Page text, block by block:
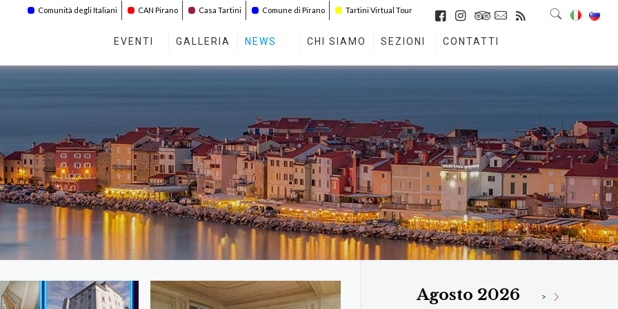
Comunità degli Italiani CAN Pirano Casa Tartini Comune di Pirano Tartini Virtual Tour
EVENTI GALLERIA NEWS CHI SIAMO SEZIONI CONTATTI
Agosto 2026 >